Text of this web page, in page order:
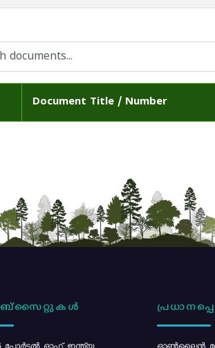
Document Title / Number
ഓഫ് ഇന്ത്യ ഓൺലൈൻ